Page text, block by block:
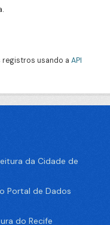
registros usando a API
da Cidade de
Portal de Dados
do Recife